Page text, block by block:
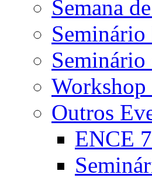
Semana
Outros
ENCE